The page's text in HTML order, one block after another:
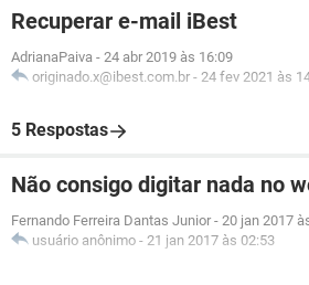
Recuperar e-mail iBest
AdrianaPaiva - 24 abr 2019 às 16:09
originado.x@ibest.com.br - 24 fev 2021 às
5 Respostas
Não consigo digitar nada no
Fernando Ferreira Dantas Junior - 20 jan 2017
usuário anônimo - 21 jan 2017 às 02:53